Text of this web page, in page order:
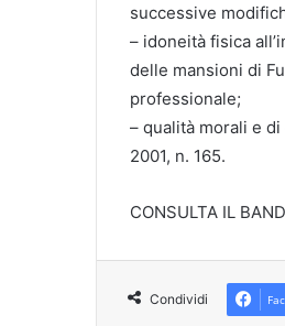
successive
– idoneità fisica
delle mansioni di
professionale;
– qualità morali e
2001, n. 165.
CONSULTA IL
Condividi